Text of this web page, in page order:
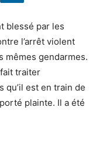
blessé par les
l’arrêt violent
mêmes gendarmes.
traiter
qu’il est en train de
plainte. Il a été